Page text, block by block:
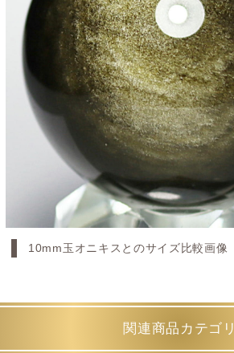
10mm玉オニキスとのサイズ比較画像
関連商品カテゴリ